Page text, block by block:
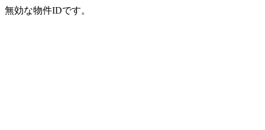
無効な物件IDです。